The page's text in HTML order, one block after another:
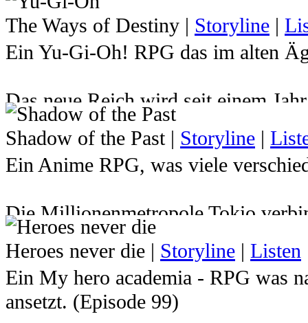
The Ways of Destiny | Storyline |
Ein Yu-Gi-Oh! RPG das im alten
Das neue Reich wird seit einem
Atemu den Herrscher über das
hat. Dadurch wurde der junge
Milleniumspuzzles gesperrt und
Jahren von Atemu verabschieden
ewigen Ruhe gerissen um die Welt
braucht er seine Freunde, die ihm
wird er auch einige überraschende
Kommst du nach Ägypten und
Shadow of the Past| Storyline |
Ein Anime RPG, was viele
Die Millionenmetropole Tokio
kurzem vielleicht noch gar nichts
herrschen wie die Gerechtigkeit in
Straßennetzen. Immer in stetem
Diebe, Schüler, Detektive,
Heroes never die | Storyline | Listen
Ein My hero academia - RPG was
ansetzt. (Episode 99)